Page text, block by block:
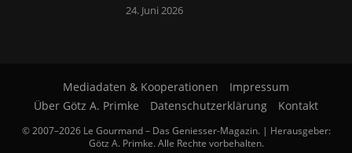
24. Juni 2026
Mediadaten & Kooperationen
Impressum
Über Götz A. Primke
Datenschutzerklärung Kontakt
© 2007–2026 Le Gourmand – Das Geniesser-Magazin. | Herausgeber:
Götz A. Primke. Alle Rechte vorbehalten.